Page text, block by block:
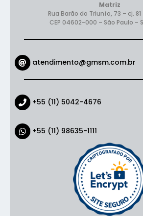
Matriz
Rua Barão do Triunfo, 73 – cj. 81
CEP 04602-000 – São Paulo –
atendimento@gmsm.com.br
+55 (11) 5042-4676
+55 (11) 98635-1111